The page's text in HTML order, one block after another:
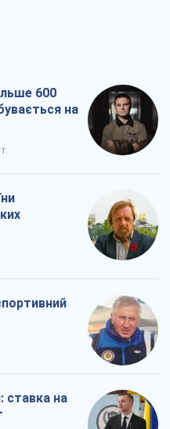
600
на
ставка на